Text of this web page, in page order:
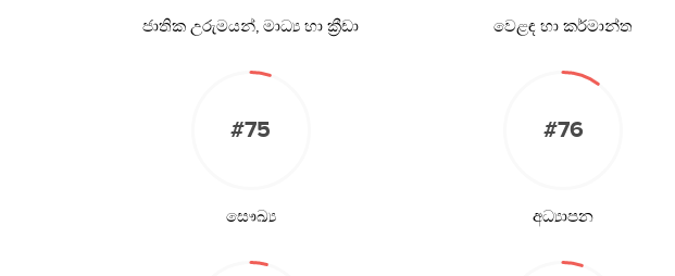
ජාතික උරුමයන්, මාධ්‍ය හා ක්‍රීඩා වෙළඳ හා කර්මාන්ත
#75
සෞඛ්‍ය
#76
අධ්‍යාපන